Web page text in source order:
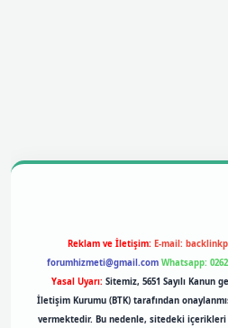
Reklam ve İletişim: E-mail:
forumhizmeti@gmail.com Whatsapp:
Yasal Uyarı: Sitemiz, 5651 Sayılı Kanun
İletişim Kurumu (BTK) tarafından
vermektedir. Bu nedenle, sitedeki